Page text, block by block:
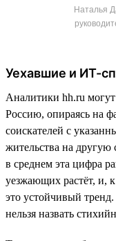
Наталья
Уехавшие и ИТ-
Аналитики hh.ru могут
Россию, опираясь на
соискателей с
жительства на другую
в среднем эта цифра
уезжающих растёт, и,
это устойчивый
нельзя назвать